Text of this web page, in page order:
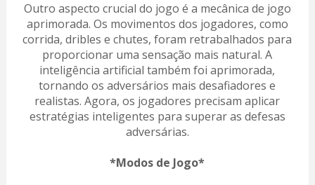
Outro aspecto crucial do jogo é a mecânica de jogo
aprimorada. Os movimentos dos jogadores, como
corrida, dribles e chutes, foram retrabalhados para
proporcionar uma sensação mais natural. A
inteligência artificial também foi aprimorada,
tornando os adversários mais desafiadores e
realistas. Agora, os jogadores precisam aplicar
estratégias inteligentes para superar as defesas
adversárias.
*Modos de Jogo*